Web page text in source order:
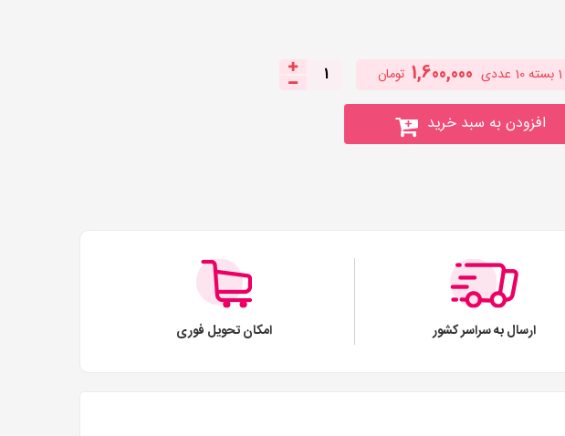
1 بسته 10 عددی 1,600,000 تومان 1
افزودن به سبد خرید
ارسال به سراسر کشور امکان تحویل فوری